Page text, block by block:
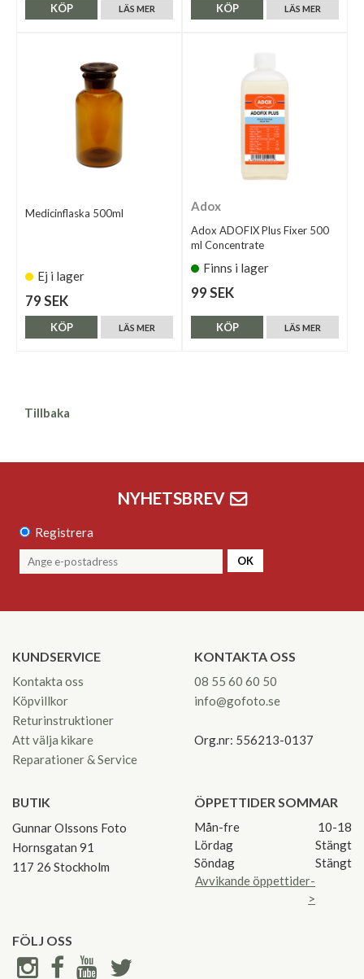
LÄS MER
KÖP LÄS MER
KÖP
Medicinflaska 500ml
Ej i lager
79 SEK
LÄS MER
KÖP
Adox
Adox ADOFIX Plus Fixer 500
ml Concentrate
Finns i lager
99 SEK
LÄS MER
KÖP
Tillbaka
NYHETSBREV
Registrera
OK
KUNDSERVICE
Kontakta oss
Köpvillkor
Returinstruktioner
Att välja kikare
Reparationer & Service
KONTAKTA OSS
08 55 60 60 50
info@gofoto.se
Org.nr: 556213-0137
BUTIK
Gunnar Olssons Foto
Hornsgatan 91
117 26 Stockholm
ÖPPETTIDER SOMMAR
Mån-fre
10-18
Lördag
Stängt
Söndag
Stängt
Avvikande öppettider-
>
FÖLJ OSS